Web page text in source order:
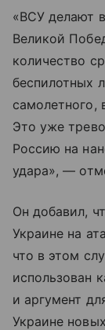
«ВСУ делают
Великой
количество
беспилотных
самолетного,
Это уже
Россию на
удара», —
Он добавил,
Украине на
что в этом
использован
и аргумент
Украине